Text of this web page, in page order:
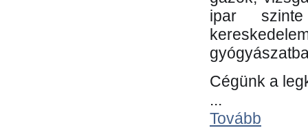
ipar
Cégünk a
...
Tovább